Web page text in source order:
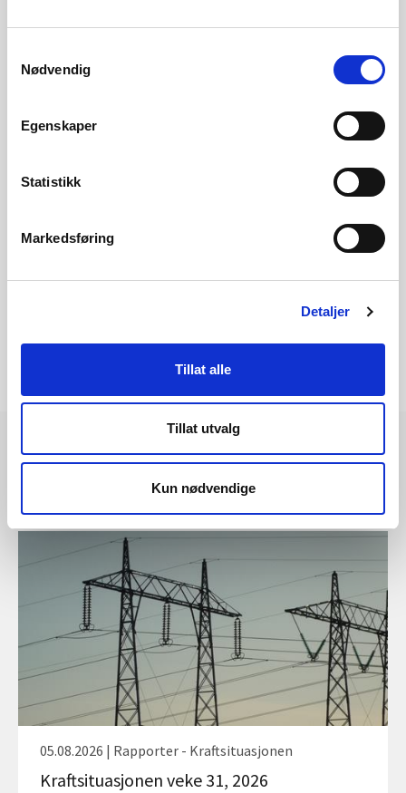
Nødvendig
Egenskaper
Statistikk
Markedsføring
Detaljer
Tillat alle
Tillat utvalg
Kun nødvendige
Hydrologiske data til
Om strømprisen
05.08.2026 | Rapporter - Kraftsituasjonen
Kraftsituasjonen veke 31, 2026